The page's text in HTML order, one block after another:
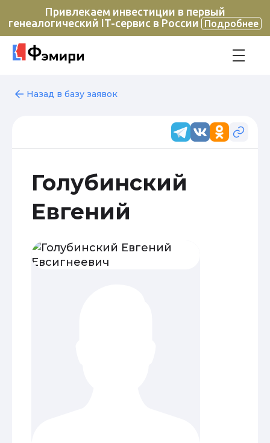
Привлекаем инвестиции в первый
генеалогический IT-сервис в России
Подробнее
Назад в базу заявок
Голубинский
Евгений